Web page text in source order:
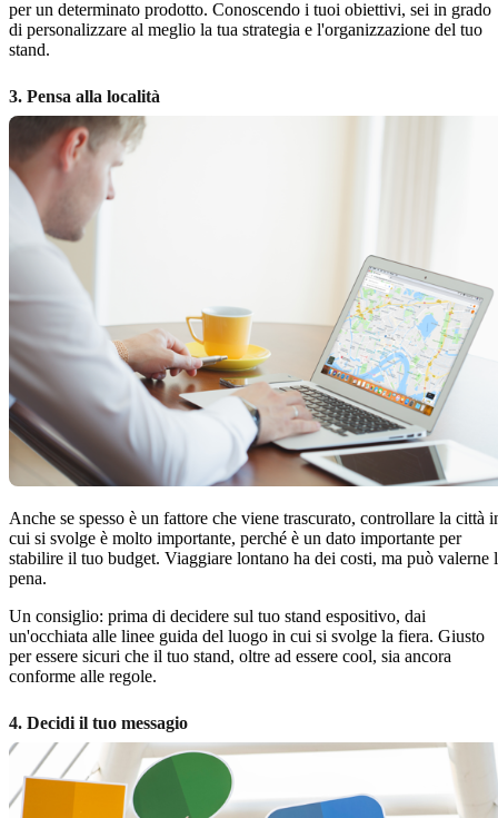
per un determinato prodotto. Conoscendo i tuoi obiettivi, sei in grado
di personalizzare al meglio la tua strategia e l'organizzazione del tuo
stand.
3. Pensa alla località
Anche se spesso è un fattore che viene trascurato, controllare la città
cui si svolge è molto importante, perché è un dato importante per
stabilire il tuo budget. Viaggiare lontano ha dei costi, ma può valerne
pena.
Un consiglio: prima di decidere sul tuo stand espositivo, dai
un'occhiata alle linee guida del luogo in cui si svolge la fiera. Giusto
per essere sicuri che il tuo stand, oltre ad essere cool, sia ancora
conforme alle regole.
4. Decidi il tuo messagio